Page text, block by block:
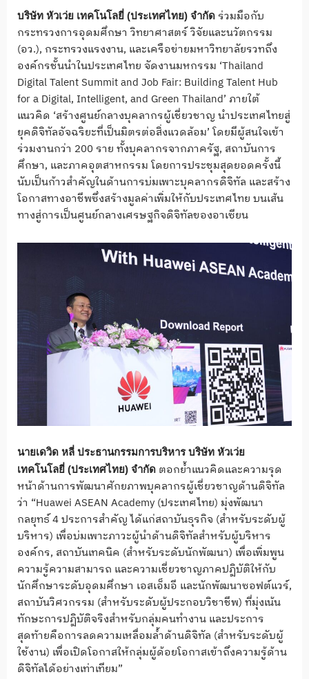
บริษัท หัวเว่ย เทคโนโลยี่ (ประเทศไทย) จำกัด ร่วมมือกับ
กระทรวงการอุดมศึกษา วิทยาศาสตร์ วิจัยและนวัตกรรม
(อว.), กระทรวงแรงงาน, และเครือข่ายมหาวิทยาลัยรวทถึง
องค์กรชั้นนำในประเทศไทย จัดงานมหกรรม ‘Thailand
Digital Talent Summit and Job Fair: Building Talent Hub
for a Digital, Intelligent, and Green Thailand’ ภายใต้
แนวคิด ‘สร้างศูนย์กลางบุคลากรผู้เชี่ยวชาญ นำประเทศไทยสู่
ยุคดิจิทัลอัจฉริยะที่เป็นมิตรต่อสิ่งแวดล้อม’ โดยมีผู้สนใจเข้า
ร่วมงานกว่า 200 ราย ทั้งบุคลากรจากภาครัฐ, สถาบันการ
ศึกษา, และภาคอุตสาหกรรม โดยการประชุมสุดยอดครั้งนี้
นับเป็นก้าวสำคัญในด้านการบ่มเพาะบุคลากรดิจิทัล และสร้าง
โอกาสทางอาชีพซึ่งสร้างมูลค่าเพิ่มให้กับประเทศไทย บนเส้น
ทางสู่การเป็นศูนย์กลางเศรษฐกิจดิจิทัลของอาเซียน
นายเดวิด หลี่ ประธานกรรมการบริหาร บริษัท หัวเว่ย
เทคโนโลยี่ (ประเทศไทย) จํากัด ตอกย้ำแนวคิดและความรุด
หน้าด้านการพัฒนาศักยภาพบุคลากรผู้เชี่ยวชาญด้านดิจิทัล
ว่า “Huawei ASEAN Academy (ประเทศไทย) มุ่งพัฒนา
กลยุทธ์ 4 ประการสำคัญ ได้แก่สถาบันธุรกิจ (สำหรับระดับผู้
บริหาร) เพื่อบ่มเพาะภาวะผู้นำด้านดิจิทัลสำหรับผู้บริหาร
องค์กร, สถาบันเทคนิค (สำหรับระดับนักพัฒนา) เพื่อเพิ่มพูน
ความรู้ความสามารถ และความเชี่ยวชาญภาคปฏิบัติให้กับ
นักศึกษาระดับอุดมศึกษา เอสเอ็มอี และนักพัฒนาซอฟต์แวร์,
สถาบันวิศวกรรม (สำหรับระดับผู้ประกอบวิชาชีพ) ที่มุ่งเน้น
ทักษะการปฏิบัติจริงสำหรับกลุ่มคนทำงาน และประการ
สุดท้ายคือการลดความเหลื่อมล้ำด้านดิจิทัล (สำหรับระดับผู้
ใช้งาน) เพื่อเปิดโอกาสให้กลุ่มผู้ด้อยโอกาสเข้าถึงความรู้ด้าน
ดิจิทัลได้อย่างเท่าเทียม”